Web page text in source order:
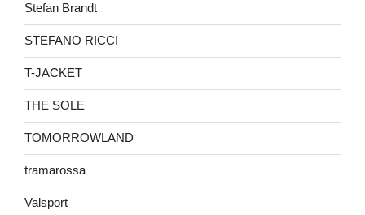
Stefan Brandt
STEFANO RICCI
T-JACKET
THE SOLE
TOMORROWLAND
tramarossa
Valsport